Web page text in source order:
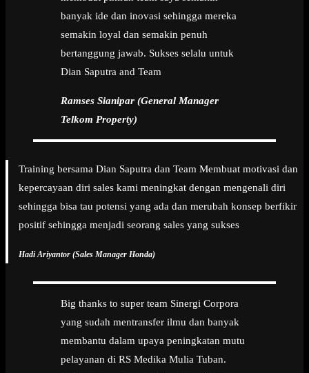
banyak ide dan inovasi sehingga mereka
semakin loyal dan semakin penuh
bertanggung jawab. Sukses selalu untuk
Dian Saputra and Team
Ramses Sianipar (General Manager
Telkom Property)
Training bersama Dian Saputra dan Team Membuat motivasi dan
kepercayaan diri sales kami meningkat dengan mengenali diri
sehingga bisa tau potensi yang ada dan merubah konsep berfikir
positif sehingga menjadi seorang sales yang sukses
Hadi Ariyantor (Sales Manager Honda)
Big thanks to super team Sinergi Corpora
yang sudah mentransfer ilmu dan banyak
membantu dalam upaya peningkatan mutu
pelayanan di RS Medika Mulia Tuban.